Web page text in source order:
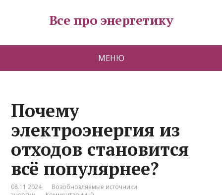
Все про энергетику
МЕНЮ
Почему
электроэнергия из
отходов становится
всё популярнее?
08.11.2024
Возобновляемые источники